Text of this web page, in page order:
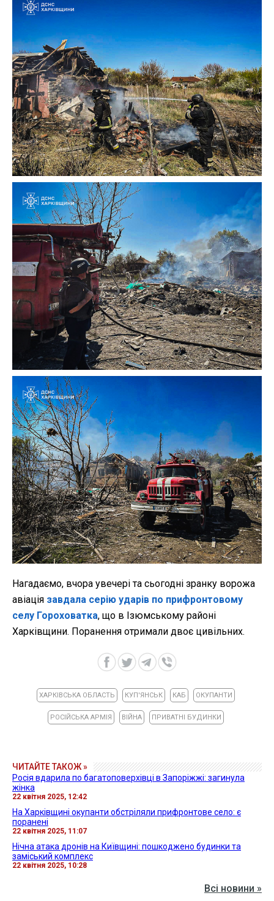
Нагадаємо, вчора увечері та сьогодні зранку ворожа
авіація завдала серію ударів по прифронтовому
селу Гороховатка, що в Ізюмському районі
Харківщини. Поранення отримали двоє цивільних.
ХАРКІВСЬКА ОБЛАСТЬ КУП'ЯНСЬК КАБ ОКУПАНТИ
РОСІЙСЬКА АРМІЯ ВІЙНА ПРИВАТНІ БУДИНКИ
ЧИТАЙТЕ ТАКОЖ »
Росія вдарила по багатоповерхівці в Запоріжжі: загинула
жінка
22 квітня 2025, 12:42
На Харківщині окупанти обстріляли прифронтове село: є
поранені
22 квітня 2025, 11:07
Нічна атака дронів на Київщині: пошкоджено будинки та
заміський комплекс
22 квітня 2025, 10:28
Всі новини »